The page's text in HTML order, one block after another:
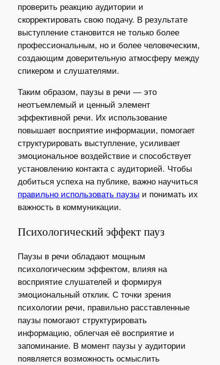
проверить реакцию аудитории и
скорректировать свою подачу. В результате
выступление становится не только более
профессиональным, но и более человеческим,
создающим доверительную атмосферу между
спикером и слушателями.
Таким образом, паузы в речи — это
неотъемлемый и ценный элемент
эффективной речи. Их использование
повышает восприятие информации, помогает
структурировать выступление, усиливает
эмоциональное воздействие и способствует
установлению контакта с аудиторией. Чтобы
добиться успеха на публике, важно научиться
правильно использовать паузы и понимать их
важность в коммуникации.
Психологический эффект пауз
Паузы в речи обладают мощным
психологическим эффектом, влияя на
восприятие слушателей и формируя
эмоциональный отклик. С точки зрения
психологии речи, правильно расставленные
паузы помогают структурировать
информацию, облегчая её восприятие и
запоминание. В момент паузы у аудитории
появляется возможность осмыслить